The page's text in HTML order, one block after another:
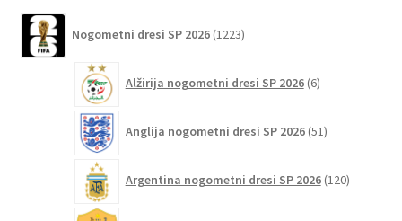
izberete
strani
Nogometni dresi SP 2026 1223izdelkov
Alžirija nogometni dresi SP 2026 6izdelkov
Anglija nogometni dresi SP 2026 51izdelkov
Argentina nogometni dresi SP 2026 120izdelkov